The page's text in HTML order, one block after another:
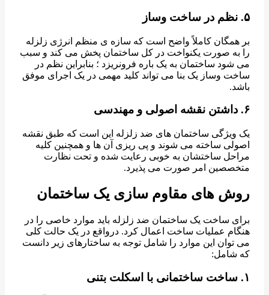
۵. نظم در ساخت وساز
بر همگان کاملاً واضح است که سازه ی منظم انرژی زلزله
را به صورت یکنواخت در کل ساختمان پخش می کند و سبب
می شود ساختمان به یک باره فرونریزد ؛ بنابراین نظم در
ساخت وساز یک بنا می تواند کلید مهمی در یک اجرای موفق
باشد.
۶. داشتن نقشه اصولی و مهندسی
یک ویژگی ساختمان های ضد زلزله این است که طبق نقشه
اصولی ساخته می شوند و پی ریزی آن ها و همچنین کلیه
مراحل ساختشان به خوبی رعایت شده و تحت نظارت
متخصصین امر صورت می پذیرد.
روش های مقاوم سازی یک ساختمان
برای ساخت یک ساختمان ضد زلزله باید موارد خاصی را در
هنگام عملیات ساخت اعمال کرد. درواقع در یک حالت کلی
می توان این موارد را شامل توجه به ساختارهای زیر دانست
که شامل:
۱. ساخت ساختمانی با اسکلت بتنی